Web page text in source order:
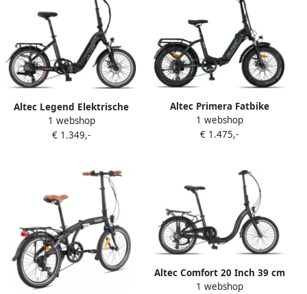
Altec Legend Elektrische
Vouwfiets Mat Zwart 20
inch Accu 460Wh (36V
Versnellingen
1 webshop
€ 1.349,-
Altec Primera Fatbike
Vouwfiets Mat Zwart 20
inch Accu 480Wh (48V 10Ah)
Versnellingen
1 webshop
€ 1.475,-
Altec Comfort 20 Inch 39 cm
Unisex 6V V Brakes
1 webshop